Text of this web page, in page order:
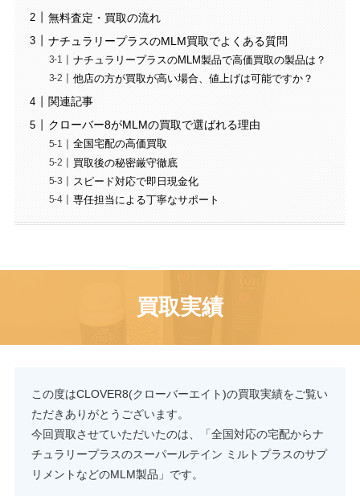
無料査定・買取の流れ
ナチュラリープラスのMLM買取でよくある質問
ナチュラリープラスのMLM製品で高価買取の製品は？
他店の方が買取が高い場合、値上げは可能ですか？
関連記事
クローバー8がMLMの買取で選ばれる理由
全国宅配の高価買取
買取後の秘密厳守徹底
スピード対応で即日現金化
専任担当による丁寧なサポート
買取実績
この度はCLOVER8(クローバーエイト)の買取実績をご覧い
ただきありがとうございます。
今回買取させていただいたのは、「全国対応の宅配からナ
チュラリープラスのスーパールテイン ミルトプラスのサプ
リメントなどのMLM製品」です。